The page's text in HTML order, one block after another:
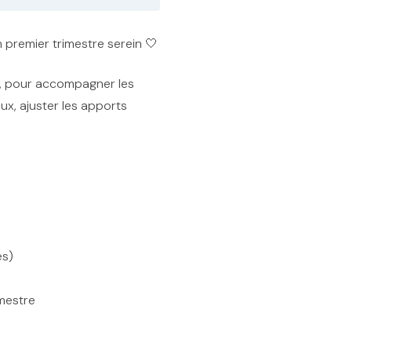
trimestre serein 🤍
pour accompagner les
ajuster les apports